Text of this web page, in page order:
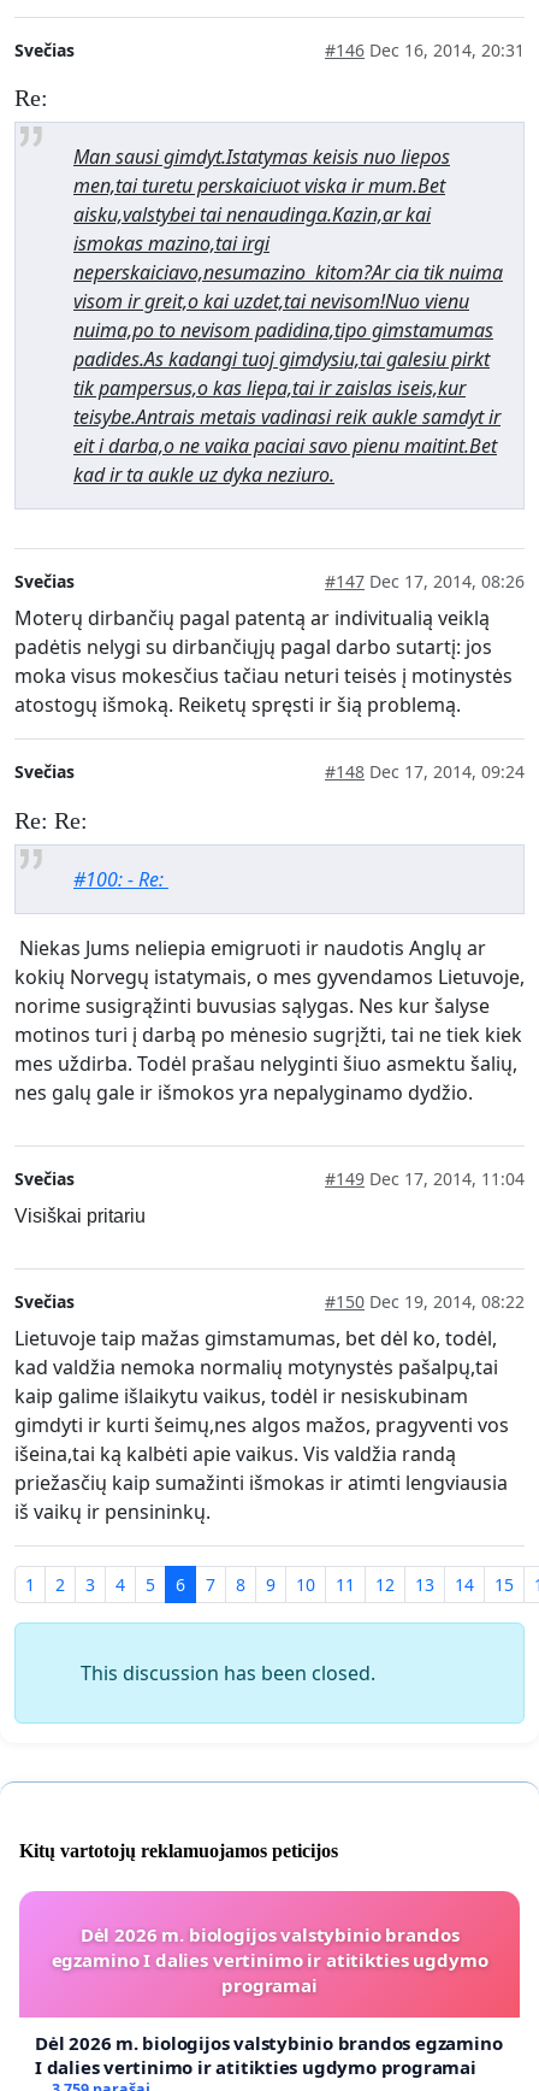
Svečias #146 Dec 16, 2014, 20:31
Re:
Man sausi gimdyt.Istatymas keisis nuo liepos
men,tai turetu perskaiciuot viska ir mum.Bet
aisku,valstybei tai nenaudinga.Kazin,ar kai
ismokas mazino,tai irgi
neperskaiciavo,nesumazino kitom?Ar cia tik nuima
visom ir greit,o kai uzdet,tai nevisom!Nuo vienu
nuima,po to nevisom padidina,tipo gimstamumas
padides.As kadangi tuoj gimdysiu,tai galesiu pirkt
tik pampersus,o kas liepa,tai ir zaislas iseis,kur
teisybe.Antrais metais vadinasi reik aukle samdyt ir
eit i darba,o ne vaika paciai savo pienu maitint.Bet
kad ir ta aukle uz dyka neziuro.
Svečias #147 Dec 17, 2014, 08:26
Moterų dirbančių pagal patentą ar indivitualią veiklą
padėtis nelygi su dirbančiųjų pagal darbo sutartį: jos
moka visus mokesčius tačiau neturi teisės į motinystės
atostogų išmoką. Reiketų spręsti ir šią problemą.
Svečias #148 Dec 17, 2014, 09:24
Re: Re:
#100: - Re:
Niekas Jums neliepia emigruoti ir naudotis Anglų ar
kokių Norvegų istatymais, o mes gyvendamos Lietuvoje,
norime susigrąžinti buvusias sąlygas. Nes kur šalyse
motinos turi į darbą po mėnesio sugrįžti, tai ne tiek kiek
mes uždirba. Todėl prašau nelyginti šiuo asmektu šalių,
nes galų gale ir išmokos yra nepalyginamo dydžio.
Svečias #149 Dec 17, 2014, 11:04
Visiškai pritariu
Svečias #150 Dec 19, 2014, 08:22
Lietuvoje taip mažas gimstamumas, bet dėl ko, todėl,
kad valdžia nemoka normalių motynystės pašalpų,tai
kaip galime išlaikytu vaikus, todėl ir nesiskubinam
gimdyti ir kurti šeimų,nes algos mažos, pragyventi vos
išeina,tai ką kalbėti apie vaikus. Vis valdžia randą
priežasčių kaip sumažinti išmokas ir atimti lengviausia
iš vaikų ir pensininkų.
1 2 3 4 5 6 7 8 9 10 11 12 13 14 15
This discussion has been closed.
Kitų vartotojų reklamuojamos peticijos
Dėl 2026 m. biologijos valstybinio brandos
egzamino I dalies vertinimo ir atitikties ugdymo
programai
Dėl 2026 m. biologijos valstybinio brandos egzamino
I dalies vertinimo ir atitikties ugdymo programai